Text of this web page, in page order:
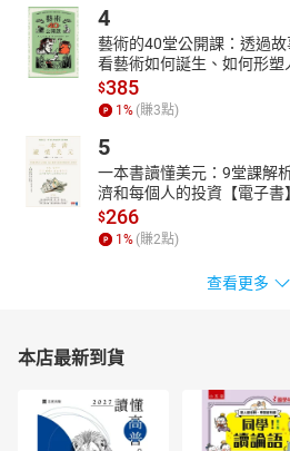
4
藝術的40堂公開課：透過
看藝術如何誕生、如何形塑
$385
1% (賺3點)
5
一本書讀懂美元：9堂課解
濟和每個人的投資【電子書】
$266
1% (賺2點)
查看更多
本店最新到貨